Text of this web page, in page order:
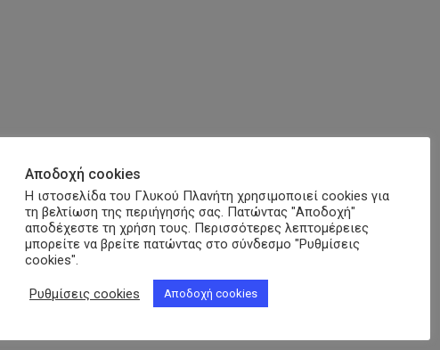
Αποδοχή cookies
Η ιστοσελίδα του Γλυκού Πλανήτη χρησιμοποιεί cookies για
τη βελτίωση της περιήγησής σας. Πατώντας "Αποδοχή"
αποδέχεστε τη χρήση τους. Περισσότερες λεπτομέρειες
μπορείτε να βρείτε πατώντας στο σύνδεσμο "Ρυθμίσεις
cookies".
Ρυθμίσεις cookies Αποδοχή cookies